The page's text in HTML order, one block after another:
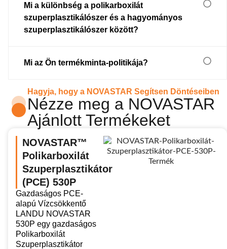
Mi a különbség a polikarboxilát
szuperplasztikálószer és a hagyományos
szuperplasztikálószer között?
Mi az Ön termékminta-politikája?
Hagyja, hogy a NOVASTAR Segítsen Döntéseiben
Nézze meg a NOVASTAR
Ajánlott Termékeket
NOVASTAR™
Polikarboxilát
Szuperplasztikátor
(PCE) 530P
Gazdaságos PCE-
alapú Vízcsökkentő
LANDU NOVASTAR
530P egy gazdaságos
Polikarboxilát
Szuperplasztikátor